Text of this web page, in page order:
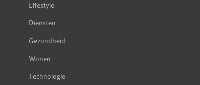
Lifestyle
Diensten
Gezondheid
Wonen
Technologie